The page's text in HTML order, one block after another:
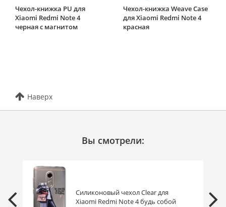
Чехол-книжка PU для
Xiaomi Redmi Note 4
черная с магнитом
Чехол-книжка Weave Case
для Xiaomi Redmi Note 4
красная
Наверх
Вы смотрели:
Силиконовый чехол Clear для
Xiaomi Redmi Note 4 будь собой